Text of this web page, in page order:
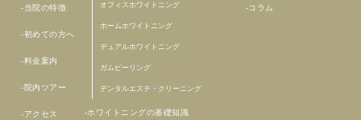
当院の特徴
初めての方へ
料金案内
院内ツアー
アクセス
オフィスホワイトニング
ホームホワイトニング
デュアルホワイトニング
ガムピーリング
デンタルエステ・クリーニング
ホワイトニングの基礎知識
コラム